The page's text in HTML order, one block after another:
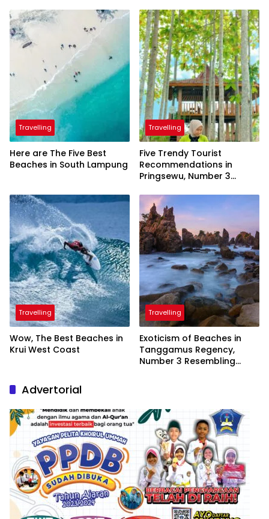
Travelling
Here are The Five Best
Beaches in South Lampung
Travelling
Five Trendy Tourist
Recommendations in
Pringsewu, Number 3
President
Travelling
Wow, The Best Beaches in
Krui West Coast
Travelling
Exoticism of Beaches in
Tanggamus Regency,
Number 3 Resembling
Advertorial